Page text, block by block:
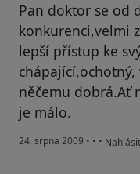
Pan doktor se od
konkurenci,velmi
lepší přístup ke
chápající,ochotný,
něčemu dobrá.Ať
je málo.
24. srpna 2009 • • • podle